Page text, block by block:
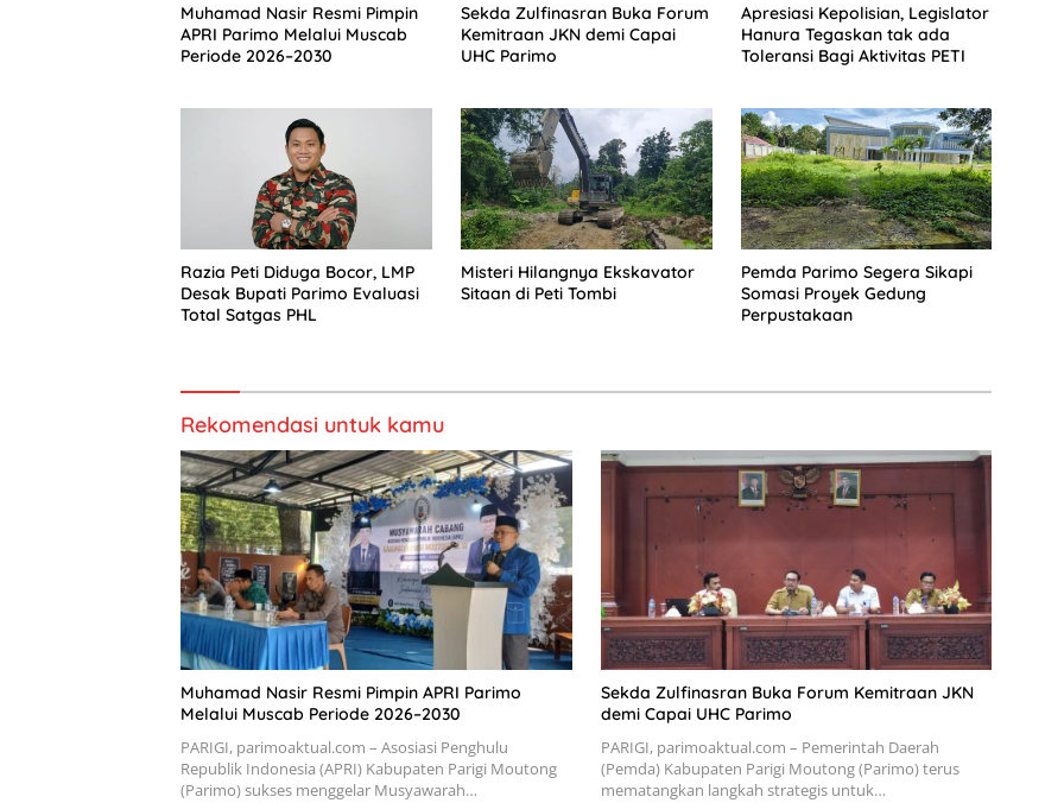
Muhamad Nasir Resmi Pimpin
APRI Parimo Melalui Muscab
Periode 2026–2030
Sekda Zulfinasran Buka Forum
Kemitraan JKN demi Capai
UHC Parimo
Apresiasi Kepolisian, Legislator
Hanura Tegaskan tak ada
Toleransi Bagi Aktivitas PETI
Razia Peti Diduga Bocor, LMP
Desak Bupati Parimo Evaluasi
Total Satgas PHL
Misteri Hilangnya Ekskavator
Sitaan di Peti Tombi
Pemda Parimo Segera Sikapi
Somasi Proyek Gedung
Perpustakaan
Rekomendasi untuk kamu
Muhamad Nasir Resmi Pimpin APRI Parimo
Melalui Muscab Periode 2026–2030
PARIGI, parimoaktual.com – Asosiasi Penghulu
Republik Indonesia (APRI) Kabupaten Parigi Moutong
(Parimo) sukses menggelar Musyawarah…
Sekda Zulfinasran Buka Forum Kemitraan JKN
demi Capai UHC Parimo
PARIGI, parimoaktual.com – Pemerintah Daerah
(Pemda) Kabupaten Parigi Moutong (Parimo) terus
mematangkan langkah strategis untuk…